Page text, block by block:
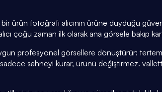
bir ürün fotoğrafı alıcının ürüne duyduğu
çoğu zaman ilk olarak ana görsele bakıp
profesyonel görsellere dönüştürür:
sahneyi kurar, ürünü değiştirmez.